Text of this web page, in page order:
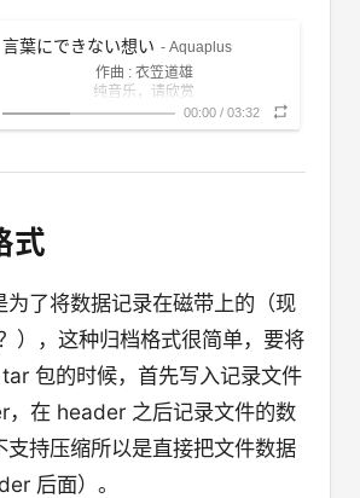
言葉にできない想い - Aquaplus
作曲 : 衣笠道雄
纯音乐，请欣赏
00:00 / 03:32
式
了将数据记录在磁带上的（现
），这种归档格式很简单，要将
包的时候，首先写入记录文件
，在 header 之后记录文件的数
持压缩所以是直接把文件数据
后面）。